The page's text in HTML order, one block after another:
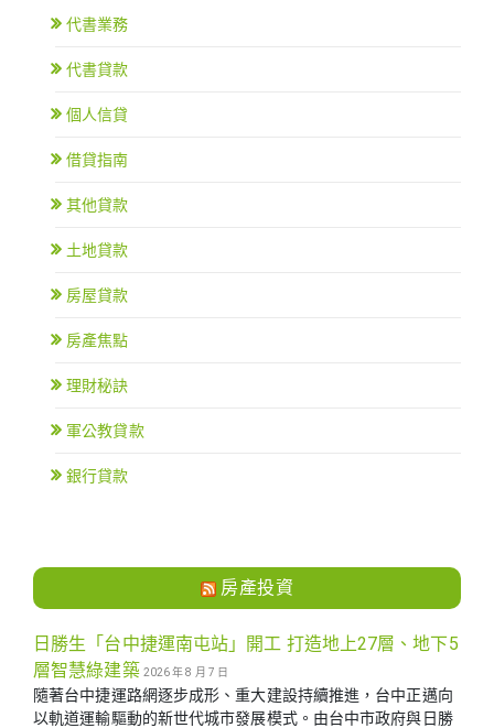
代書業務
代書貸款
個人信貸
借貸指南
其他貸款
土地貸款
房屋貸款
房產焦點
理財秘訣
軍公教貸款
銀行貸款
房產投資
日勝生「台中捷運南屯站」開工 打造地上27層、地下5
層智慧綠建築 2026 年 8 月 7 日
隨著台中捷運路網逐步成形、重大建設持續推進，台中正邁向
以軌道運輸驅動的新世代城市發展模式。由台中市政府與日勝